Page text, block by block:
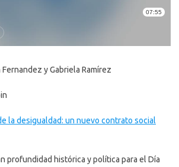
y Gabriela Ramírez
la desigualdad: un nuevo contrato social
profundidad histórica y política para el Día